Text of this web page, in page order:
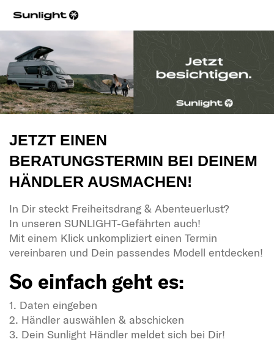
JETZT EINEN
BERATUNGSTERMIN BEI DEINEM
HÄNDLER AUSMACHEN!
In Dir steckt Freiheitsdrang & Abenteuerlust?
In unseren SUNLIGHT-Gefährten auch!
Mit einem Klick unkompliziert einen Termin
vereinbaren und Dein passendes Modell entdecken!
So einfach geht es:
1. Daten eingeben
2. Händler auswählen & abschicken
3. Dein Sunlight Händler meldet sich bei Dir!